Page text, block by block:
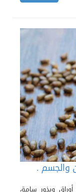
والجسم .
وبذورٍ سامةٍ،